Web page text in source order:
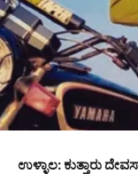
ಉಳ್ಳಾಲ: ಕುತ್ತಾರು